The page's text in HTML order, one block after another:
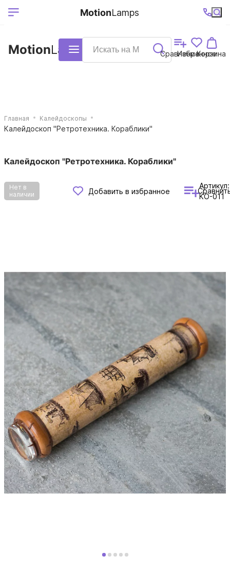
Ваш регион
Выберите ваш
+7 (495)740-
38-68
График
работы
MotionLamps Каталог Сравнение
Избранное
Корзина
MotionLamps
Главная Калейдоскопы
Калейдоскоп "Ретротехника. Кораблики"
Калейдоскоп "Ретротехника. Кораблики"
Нет в
наличии
Добавить в избранное
Артикул:
KO-011